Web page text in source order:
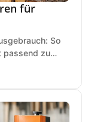
für
So
passend zu